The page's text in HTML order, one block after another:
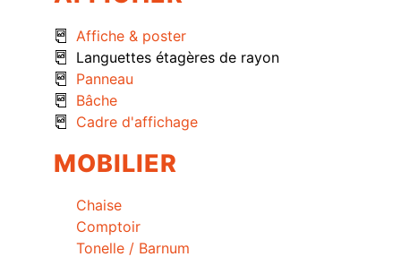
Affiche & poster
Languettes étagères de rayon
Panneau
Bâche
Cadre d'affichage
MOBILIER
Chaise
Comptoir
Tonelle / Barnum